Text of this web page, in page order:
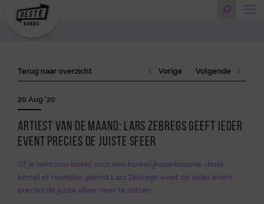
Terug naar overzicht Vorige Volgende
20 Aug '20
Artiest van de maand: Lars Zebregs geeft ieder
event precies de juiste sfeer
Of je hem nou boekt voor een huwelijksceremonie, diner,
borrel of receptie: pianist Lars Zebregs weet op ieder event
precies de juiste sfeer neer te zetten.